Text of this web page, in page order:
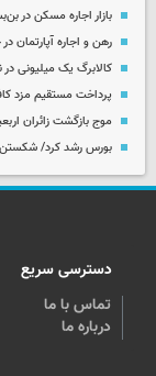
بازار اجاره مسکن در
رهن و اجاره آپارتمان در جنوب
کالابرگ یک میلیونی در
پرداخت مستقیم مزد
موج بازگشت زائران
بورس رشد کرد/ شکستن رکورد
دسترسی سریع
تماس با ما
درباره ما